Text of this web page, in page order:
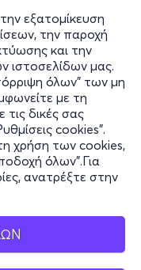
εξατομίκευση
την παροχή
και την
ιστοσελίδων μας.
όλων" των μη
με τη
δικές σας
cookies".
χρήση των cookies,
όλων".Για
ανατρέξτε στην